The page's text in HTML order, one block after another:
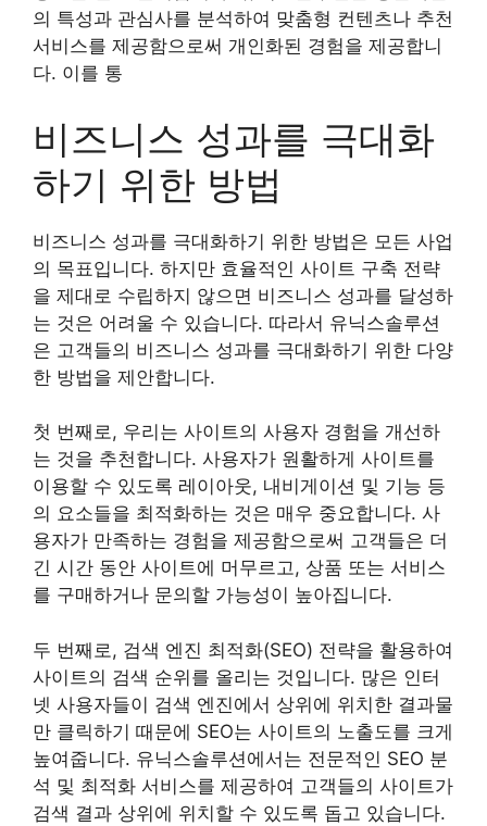
의 특성과 관심사를 분석하여 맞춤형 컨텐츠나 추천
서비스를 제공함으로써 개인화된 경험을 제공합니
다. 이를 통
비즈니스 성과를 극대화
하기 위한 방법
비즈니스 성과를 극대화하기 위한 방법은 모든 사업
의 목표입니다. 하지만 효율적인 사이트 구축 전략
을 제대로 수립하지 않으면 비즈니스 성과를 달성하
는 것은 어려울 수 있습니다. 따라서 유닉스솔루션
은 고객들의 비즈니스 성과를 극대화하기 위한 다양
한 방법을 제안합니다.
첫 번째로, 우리는 사이트의 사용자 경험을 개선하
는 것을 추천합니다. 사용자가 원활하게 사이트를
이용할 수 있도록 레이아웃, 내비게이션 및 기능 등
의 요소들을 최적화하는 것은 매우 중요합니다. 사
용자가 만족하는 경험을 제공함으로써 고객들은 더
긴 시간 동안 사이트에 머무르고, 상품 또는 서비스
를 구매하거나 문의할 가능성이 높아집니다.
두 번째로, 검색 엔진 최적화(SEO) 전략을 활용하여
사이트의 검색 순위를 올리는 것입니다. 많은 인터
넷 사용자들이 검색 엔진에서 상위에 위치한 결과물
만 클릭하기 때문에 SEO는 사이트의 노출도를 크게
높여줍니다. 유닉스솔루션에서는 전문적인 SEO 분
석 및 최적화 서비스를 제공하여 고객들의 사이트가
검색 결과 상위에 위치할 수 있도록 돕고 있습니다.